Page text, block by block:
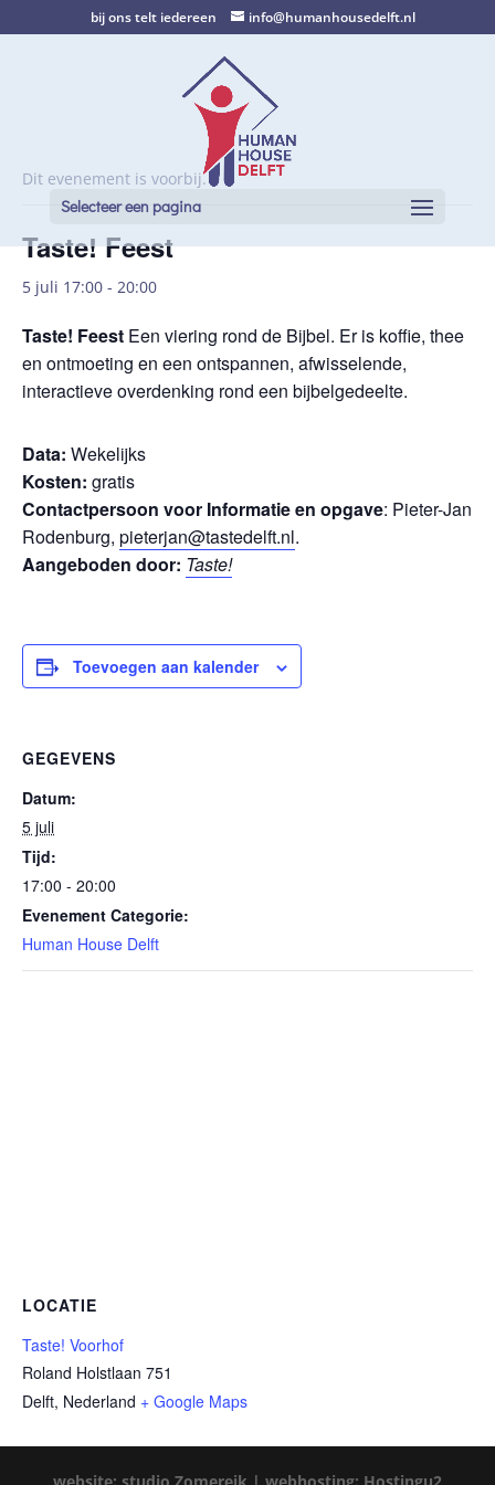
bij ons telt iedereen info@humanhousedelft.nl
Selecteer een pagina
Dit evenement is voorbij.
Taste! Feest
5 juli 17:00 - 20:00
Taste! Feest Een viering rond de Bijbel. Er is koffie, thee
en ontmoeting en een ontspannen, afwisselende,
interactieve overdenking rond een bijbelgedeelte.
Data: Wekelijks
Kosten: gratis
Contactpersoon voor Informatie en opgave: Pieter-Jan
Rodenburg, pieterjan@tastedelft.nl.
Aangeboden door: Taste!
Toevoegen aan kalender
GEGEVENS
Datum:
5 juli
Tijd:
17:00 - 20:00
Evenement Categorie:
Human House Delft
LOCATIE
Taste! Voorhof
Roland Holstlaan 751
Delft, Nederland + Google Maps